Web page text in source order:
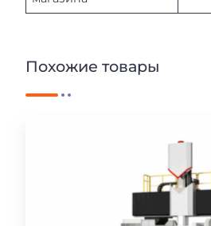
Похожие товары